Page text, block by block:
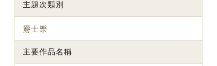
主題次類別
爵士樂
主要作品名稱